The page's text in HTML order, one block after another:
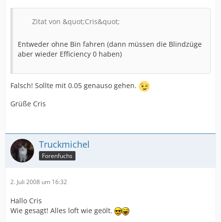
Zitat von &quot;Cris&quot;
Entweder ohne Bin fahren (dann müssen die Blindzüge
aber wieder Efficiency 0 haben)
Falsch! Sollte mit 0.05 genauso gehen.
Grüße Cris
Truckmichel
Forenfuchs
2. Juli 2008 um 16:32
Hallo Cris
Wie gesagt! Alles loft wie geölt.